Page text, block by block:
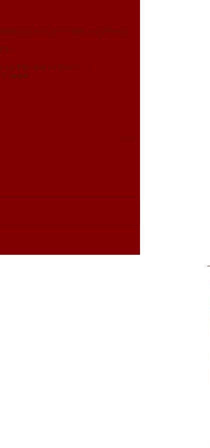
が塗りにくかったそうですがしっかり下がった
す♪
うお手伝いさせてください＾＾♪
☆上下 4860円